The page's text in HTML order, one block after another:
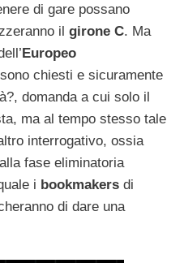
di gare possano
il girone C. Ma
Europeo
chiesti e sicuramente
domanda a cui solo il
ma al tempo stesso tale
interrogativo, ossia
fase eliminatoria
i bookmakers di
di dare una